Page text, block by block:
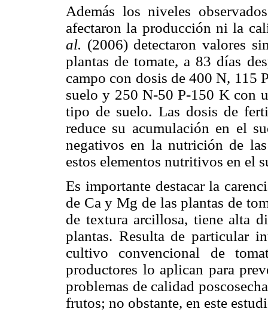
Además los niveles
afectaron la producción ni la
al. (2006) detectaron valores
plantas de tomate, a 83 días
campo con dosis de 400 N, 115
suelo y 250 N-50 P-150 K con
tipo de suelo. Las dosis de
reduce su acumulación en el
negativos en la nutrición de
estos elementos nutritivos en el
Es importante destacar la
de Ca y Mg de las plantas de
de textura arcillosa, tiene alta
plantas. Resulta de particular
cultivo convencional de
productores lo aplican para
problemas de calidad
frutos; no obstante, en este